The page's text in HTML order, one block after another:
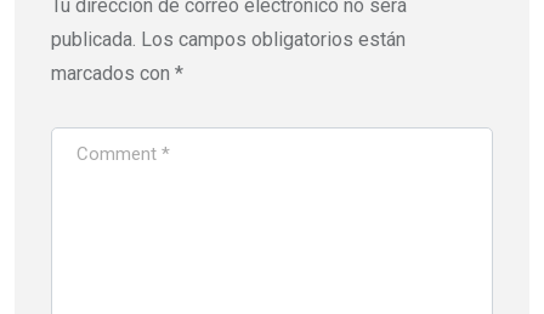
Tu dirección de correo electrónico no será
publicada. Los campos obligatorios están
marcados con *